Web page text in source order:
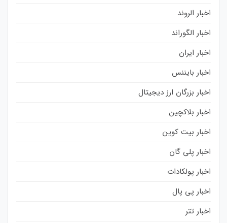
اخبار الروند
اخبار الگوراند
اخبار ایران
اخبار بایننس
اخبار بزرگان ارز دیجیتال
اخبار بلاکچین
اخبار بیت کوین
اخبار پلی گان
اخبار پولکادات
اخبار پی پال
اخبار تتر